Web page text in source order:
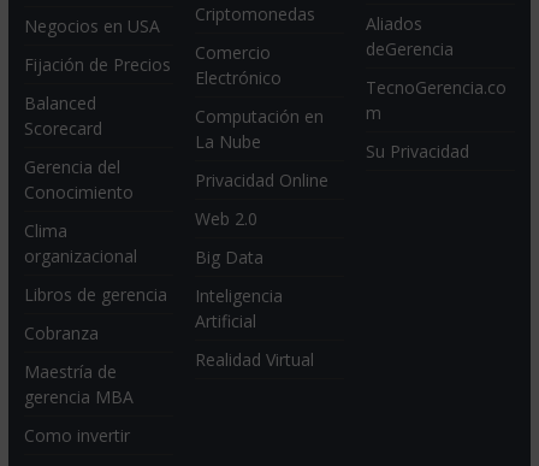
Negocios en USA
Fijación de Precios
Balanced
Scorecard
Gerencia del
Conocimiento
Clima
organizacional
Libros de gerencia
Cobranza
Maestría de
gerencia MBA
Como invertir
Criptomonedas
Comercio
Electrónico
Computación en
La Nube
Privacidad Online
Web 2.0
Big Data
Inteligencia
Artificial
Realidad Virtual
Aliados
deGerencia
TecnoGerencia.co
m
Su Privacidad